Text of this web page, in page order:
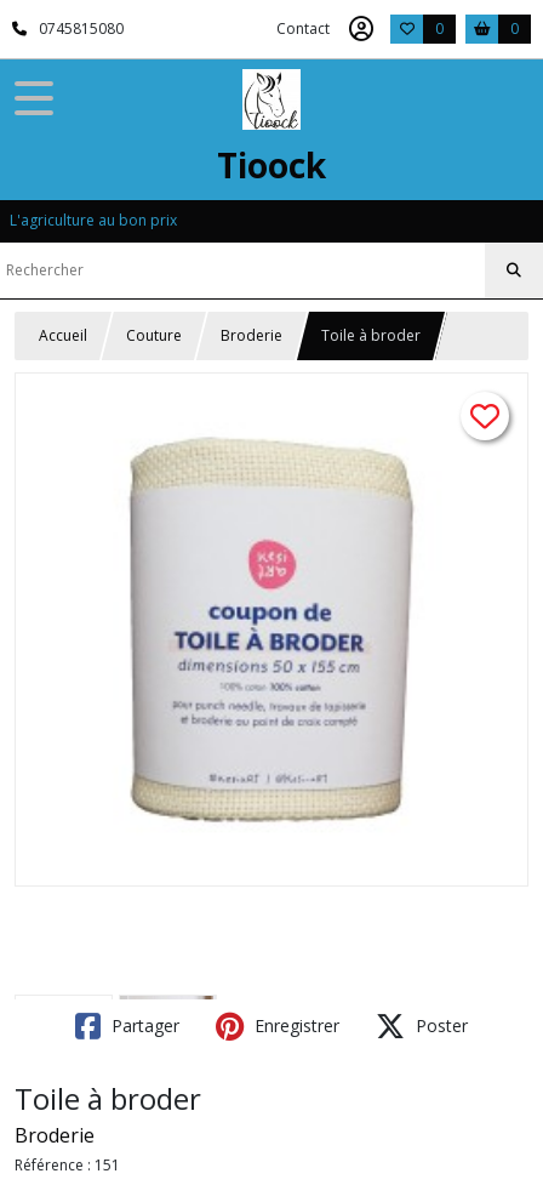
0745815080 Contact 0 0
Tioock
L'agriculture au bon prix
Accueil Couture Broderie Toile à broder
Partager Enregistrer Poster
Toile à broder
Broderie
Référence : 151